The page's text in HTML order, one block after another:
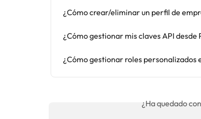
¿Cómo crear/eliminar un perfil de
¿Cómo gestionar mis claves API desde
¿Cómo gestionar roles personalizados
¿Ha quedado